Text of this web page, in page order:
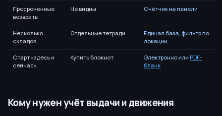
Просроченные
возвраты
Не видны Счётчик на панели
Несколько
складов
Отдельные тетради
Единая база, фильтр по
локации
Старт «здесь и
сейчас»
Купить блокнот Электронно или PDF-
бланк
Кому нужен учёт выдачи и движения